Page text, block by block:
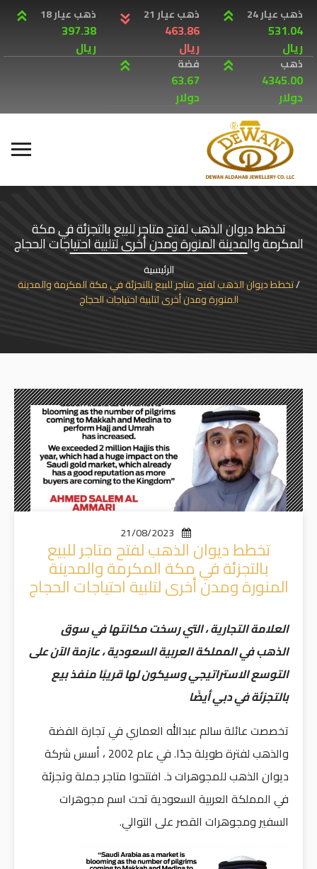
ذهب عيار 24
531.04
ريال
ذهب عيار 21
463.86
ريال
ذهب عيار 18
397.38
ريال
ذهب
4345.00
دولار
فضة
63.67
دولار
تخطط ديوان الذهب لفتح متاجر للبيع بالتجزئة في مكة
المكرمة والمدينة المنورة ومدن أخرى لتلبية احتياجات الحجاج
الرئيسية
تخطط ديوان الذهب لفتح متاجر للبيع بالتجزئة في مكة المكرمة والمدينة
المنورة ومدن أخرى لتلبية احتياجات الحجاج
تخطط ديوان الذهب لفتح متاجر للبيع
بالتجزئة في مكة المكرمة والمدينة
المنورة ومدن أخرى لتلبية احتياجات الحجاج
العلامة التجارية ، التي رسخت مكانتها في سوق
الذهب في المملكة العربية السعودية ، عازمة الآن على
التوسع الاستراتيجي وسيكون لها قريبًا منفذ بيع
بالتجزئة في دبي أيضًا
تخصصت عائلة سالم عبدالله العماري في تجارة الفضة
والذهب لفترة طويلة جدًا. في عام 2002 ، أسس شركة
ديوان الذهب للمجوهرات ذ. افتتحوا متاجر جملة وتجزئة
في المملكة العربية السعودية تحت اسم مجوهرات
السفير ومجوهرات القصر على التوالي.